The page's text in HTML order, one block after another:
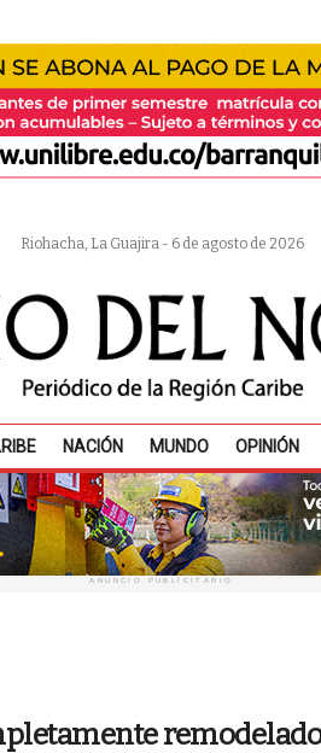
Riohacha, La Guajira - 6 de agosto de 2026
NACIÓN MUNDO OPINIÓN
ANUNCIO PUBLICITARIO
remodelado,